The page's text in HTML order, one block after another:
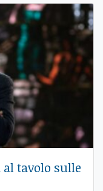
al tavolo sulle